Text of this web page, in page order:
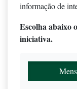
informação de
Escolha abaixo
iniciativa.